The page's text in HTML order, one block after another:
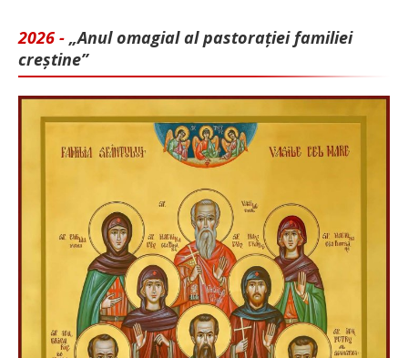
2026 - „Anul omagial al pastorației familiei
creștine”